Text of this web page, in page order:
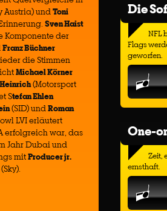
Austria) undToni
Sven Haist
Komponente der
Franz Büchner
die Stimmen
Michael Körner
(Motorsport
Stefan Ehlen
(SID) undRoman
LVI erläutert
erfolgreich war, das
Jahr Dubai und
mitProducer jr.
(Sky).
Die
NFL
Flags
geworfen.
One-
Zeit,
ernsthaft.